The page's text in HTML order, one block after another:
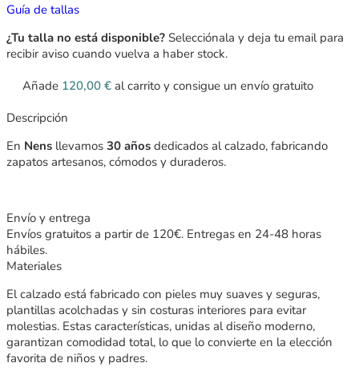
Guía de tallas
¿Tu talla no está disponible? Selecciónala y deja tu email para
recibir aviso cuando vuelva a haber stock.
Añade 120,00 € al carrito y consigue un envío gratuito
Descripción
En Nens llevamos 30 años dedicados al calzado, fabricando
zapatos artesanos, cómodos y duraderos.
Envío y entrega
Envíos gratuitos a partir de 120€. Entregas en 24-48 horas
hábiles.
Materiales
El calzado está fabricado con pieles muy suaves y seguras,
plantillas acolchadas y sin costuras interiores para evitar
molestias. Estas características, unidas al diseño moderno,
garantizan comodidad total, lo que lo convierte en la elección
favorita de niños y padres.